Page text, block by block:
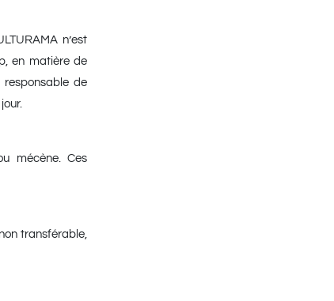
n’est
en matière de
de
mécène. Ces
transférable,